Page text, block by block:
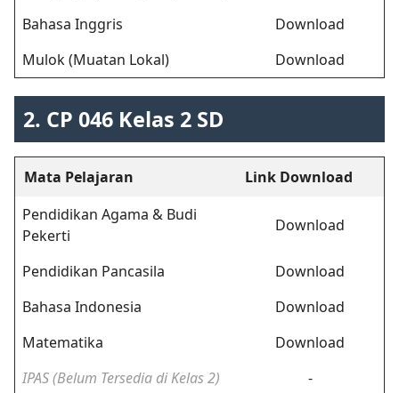
Bahasa Inggris
Download
Mulok (Muatan Lokal)
Download
2. CP 046 Kelas 2 SD
Mata Pelajaran
Link Download
Pendidikan Agama & Budi
Pekerti
Download
Pendidikan Pancasila
Download
Bahasa Indonesia
Download
Matematika
Download
IPAS (Belum Tersedia di Kelas 2)
-